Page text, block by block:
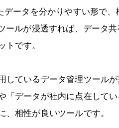
データを分かりやすい形で
ールが浸透すれば、データ
トです。
しているデータ管理ツール
「データが社内に点在して
、相性が良いツールです。